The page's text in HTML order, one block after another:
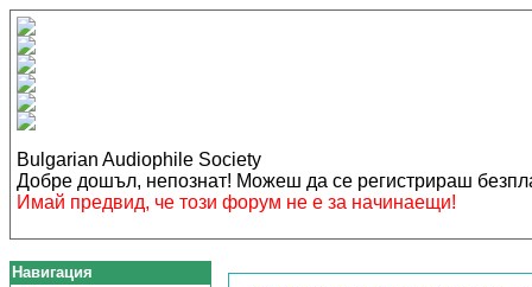
Bulgarian Audiophile Society
Добре дошъл, непознат! Можеш да се регистрираш
Имай предвид, че този форум не е за начинаещи!
Навигация